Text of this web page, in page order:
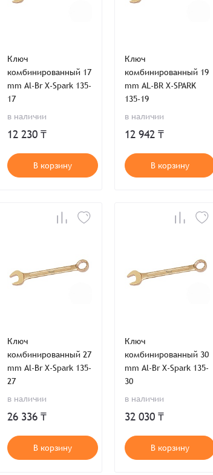
Ключ
комбинированный 17
mm Al-Br X-Spark 135-
17
в наличии
12 230 ₸
В корзину
Ключ
комбинированный 19
mm AL-BR X-SPARK
135-19
в наличии
12 942 ₸
В корзину
Ключ
комбинированный 27
mm Al-Br X-Spark 135-
27
в наличии
26 336 ₸
В корзину
Ключ
комбинированный 30
mm Al-Br X-Spark 135-
30
в наличии
32 030 ₸
В корзину